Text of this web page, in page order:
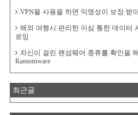
VPN을 사용을 하면 익명성이 보장 받
해외 여행시 편리한 이심 통한 데이터
로밍
자신이 걸린 랜섬웨어 종류를 확인을
Ransomware
최근글